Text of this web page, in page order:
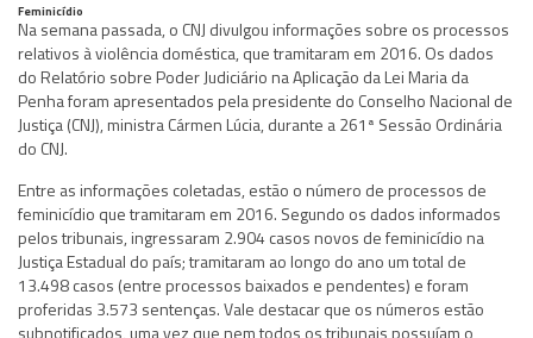
Feminicídio
Na semana passada, o CNJ divulgou informações sobre os processos
relativos à violência doméstica, que tramitaram em 2016. Os dados
do Relatório sobre Poder Judiciário na Aplicação da Lei Maria da
Penha foram apresentados pela presidente do Conselho Nacional de
Justiça (CNJ), ministra Cármen Lúcia, durante a 261ª Sessão Ordinária
do CNJ.
Entre as informações coletadas, estão o número de processos de
feminicídio que tramitaram em 2016. Segundo os dados informados
pelos tribunais, ingressaram 2.904 casos novos de feminicídio na
Justiça Estadual do país; tramitaram ao longo do ano um total de
13.498 casos (entre processos baixados e pendentes) e foram
proferidas 3.573 sentenças. Vale destacar que os números estão
subnotificados, uma vez que nem todos os tribunais possuíam o